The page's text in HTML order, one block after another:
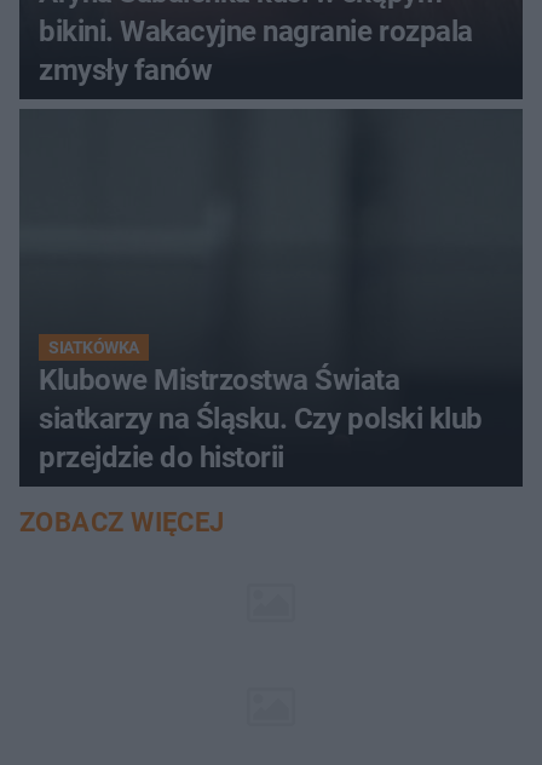
bikini. Wakacyjne nagranie rozpala
zmysły fanów
SIATKÓWKA
Klubowe Mistrzostwa Świata
siatkarzy na Śląsku. Czy polski klub
przejdzie do historii
ZOBACZ WIĘCEJ